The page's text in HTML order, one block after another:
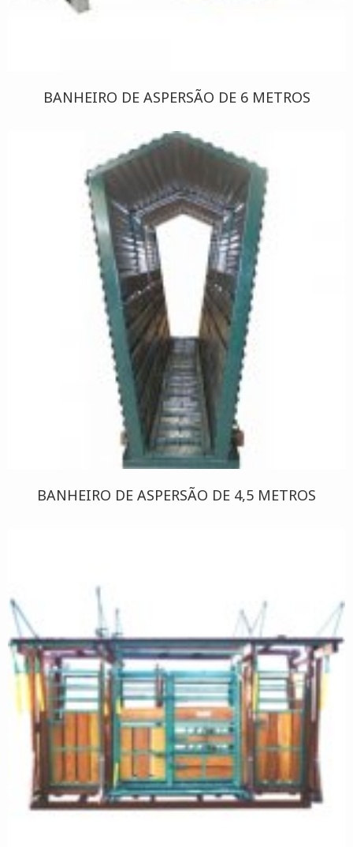
BANHEIRO DE ASPERSÃO DE 6 METROS
BANHEIRO DE ASPERSÃO DE 4,5 METROS